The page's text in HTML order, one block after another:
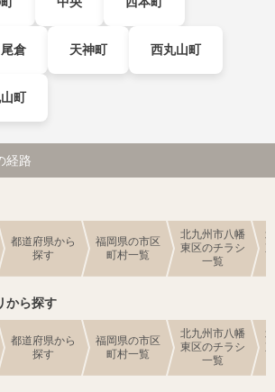
尾倉 天神町 西丸山町
町
経路
都道府県から
探す
福岡県の市区
町村一覧
北九州市八幡
東区のチラシ
一覧
から探す
都道府県から
探す
福岡県の市区
町村一覧
北九州市八幡
東区のチラシ
一覧